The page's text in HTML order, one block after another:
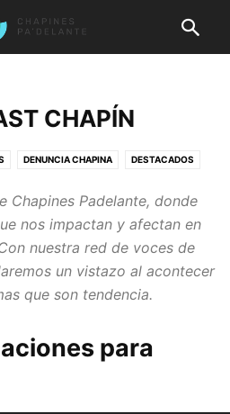
CHAPÍN
DENUNCIA CHAPINA DESTACADOS
NOTICHAPINES PODCAST CHAPÍN
QUIÉN ES QUIÉN
Chapines Padelante, donde
nos impactan y afectan en
nuestra red de voces de
un vistazo al acontecer
que son tendencia.
para